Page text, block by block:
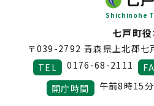
Shichinohe
七戸町
〒039-2792 青森県上北郡七
TEL
0176-68-2111
開庁時間
午前8時15